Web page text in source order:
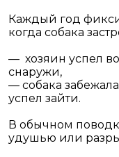
Каждый год
когда собака
— хозяин успел
снаружи,
— собака
успел зайти.
В обычном
удушью или